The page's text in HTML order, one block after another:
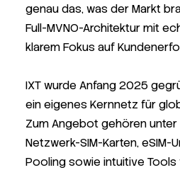
genau das, was der Markt
Full-MVNO-Architektur mit
klarem Fokus auf
IXT wurde Anfang 2025
ein eigenes Kernnetz für
Zum Angebot gehören unter
Netzwerk-SIM-Karten, eSIM-
Pooling sowie intuitive Tools